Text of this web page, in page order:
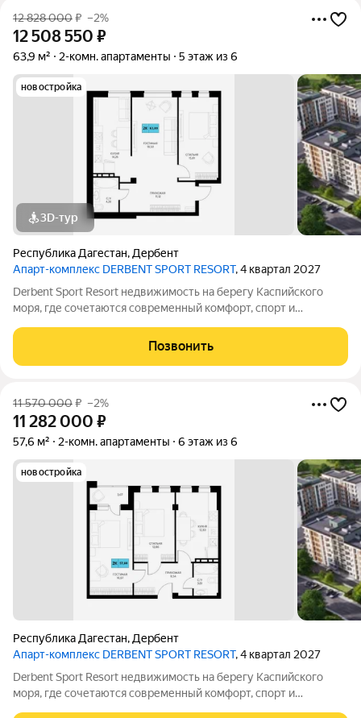
12 828 000₽ –2%
12 508 550 ₽
63,9 м² 2-комн. апартаменты 5 этаж из 6
новостройка
3D-тур
Республика Дагестан, Дербент
Апарт-комплекс DERBENT SPORT RESORT, 4 квартал 2027
Derbent Sport Resort недвижимость на берегу Каспийского
моря, где сочетаются современный комфорт, спорт и
учитывают все потребности современных
Позвонить
11 570 000₽ –2%
11 282 000 ₽
57,6 м² 2-комн. апартаменты 6 этаж из 6
новостройка
Республика Дагестан, Дербент
Апарт-комплекс DERBENT SPORT RESORT, 4 квартал 2027
Derbent Sport Resort недвижимость на берегу Каспийского
моря, где сочетаются современный комфорт, спорт и